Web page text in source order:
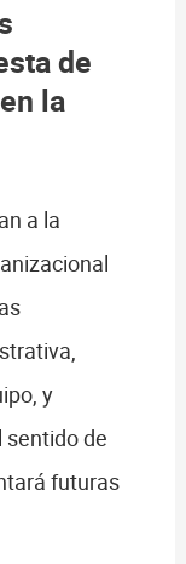
de
la
a la
y
sentido de
futuras